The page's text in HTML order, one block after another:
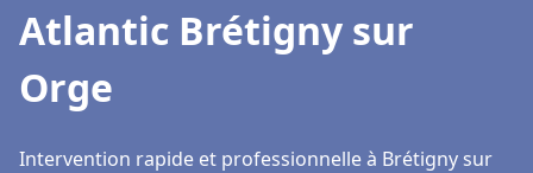
Atlantic Brétigny sur
Orge
Intervention rapide et professionnelle à Brétigny sur